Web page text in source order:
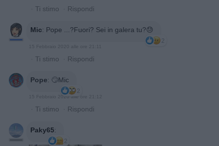
· Ti stimo · Rispondi
Mic: Pope ...?Fuori? Sei in galera tu?😓
2
15 Febbraio 2020 alle ore 21:11
· Ti stimo · Rispondi
Pope: 🙄Mic
2
15 Febbraio 2020 alle ore 21:12
· Ti stimo · Rispondi
Paky65:
2